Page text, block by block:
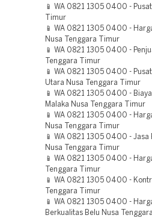
📱 WA 0821 1305 0400 -
Timur
📱 WA 0821 1305 0400 -
Nusa Tenggara Timur
📱 WA 0821 1305 0400 -
Tenggara Timur
📱 WA 0821 1305 0400 -
Utara Nusa Tenggara Timur
📱 WA 0821 1305 0400 -
Malaka Nusa Tenggara Timur
📱 WA 0821 1305 0400 -
Nusa Tenggara Timur
📱 WA 0821 1305 0400 -
Nusa Tenggara Timur
📱 WA 0821 1305 0400 -
Tenggara Timur
📱 WA 0821 1305 0400 -
Tenggara Timur
📱 WA 0821 1305 0400 -
Berkualitas Belu Nusa